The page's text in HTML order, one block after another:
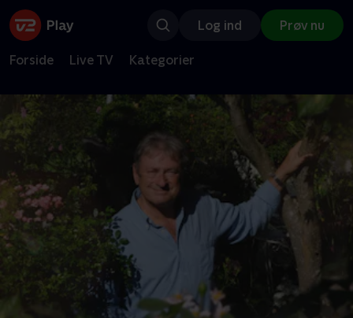
Log ind Prøv nu
Forside Live TV Kategorier